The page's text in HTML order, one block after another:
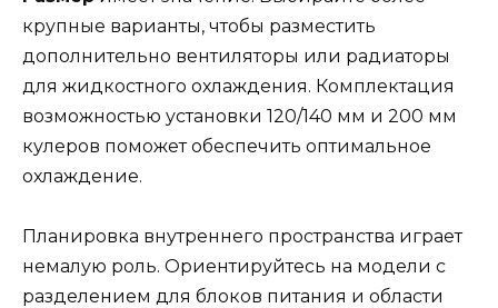
крупные варианты, чтобы разместить
дополнительно вентиляторы или радиаторы
для жидкостного охлаждения. Комплектация
возможностью установки 120/140 мм и 200 мм
кулеров поможет обеспечить оптимальное
охлаждение.
Планировка внутреннего пространства играет
немалую роль. Ориентируйтесь на модели с
разделением для блоков питания и области